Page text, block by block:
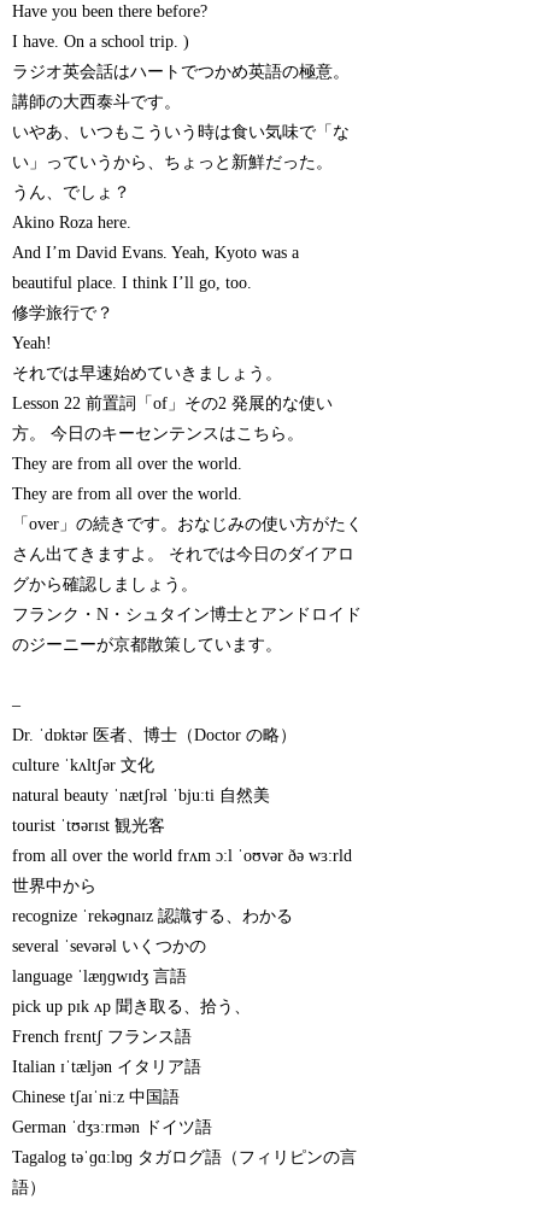
Have you been there before?
I have. On a school trip. )
ラジオ英会話はハートでつかめ英語の極意。
講師の大西泰斗です。
いやあ、いつもこういう時は食い気味で「な
い」っていうから、ちょっと新鮮だった。
うん、でしょ？
Akino Roza here.
And I’m David Evans. Yeah, Kyoto was a
beautiful place. I think I’ll go, too.
修学旅行で？
Yeah!
それでは早速始めていきましょう。
Lesson 22 前置詞「of」その2 発展的な使い
方。 今日のキーセンテンスはこちら。
They are from all over the world.
They are from all over the world.
「over」の続きです。おなじみの使い方がたく
さん出てきますよ。 それでは今日のダイアロ
グから確認しましょう。
フランク・N・シュタイン博士とアンドロイド
のジーニーが京都散策しています。
–
Dr. ˈdɒktər 医者、博士（Doctor の略）
culture ˈkʌltʃər 文化
natural beauty ˈnætʃrəl ˈbjuːti 自然美
tourist ˈtʊərɪst 観光客
from all over the world frʌm ɔːl ˈoʊvər ðə wɜːrld
世界中から
recognize ˈrekəɡnaɪz 認識する、わかる
several ˈsevərəl いくつかの
language ˈlæŋɡwɪdʒ 言語
pick up pɪk ʌp 聞き取る、拾う、
French frɛntʃ フランス語
Italian ɪˈtæljən イタリア語
Chinese tʃaɪˈniːz 中国語
German ˈdʒɜːrmən ドイツ語
Tagalog təˈɡɑːlɒɡ タガログ語（フィリピンの言
語）